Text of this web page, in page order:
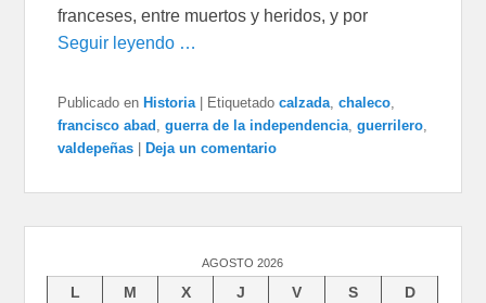
franceses, entre muertos y heridos, y por
Seguir leyendo …
Publicado en Historia Etiquetado calzada,chaleco,
francisco abad ,guerra de la independencia,guerrilero,
valdepeñas
Deja un comentario
AGOSTO 2026
L M X J V S
D